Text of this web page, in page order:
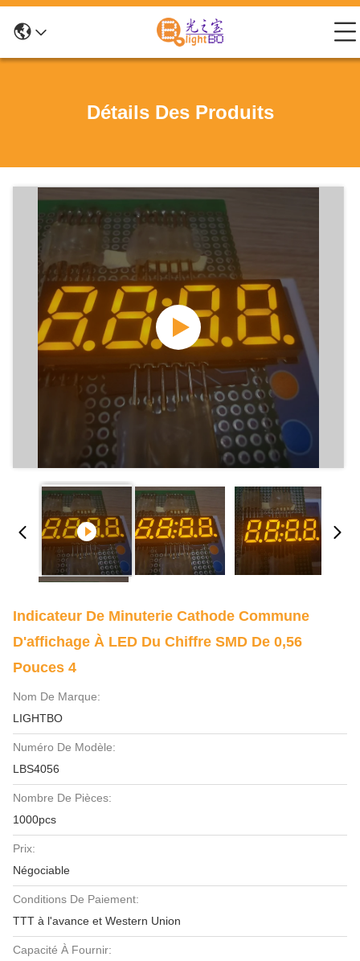
Détails Des Produits
Indicateur De Minuterie Cathode Commune
D'affichage À LED Du Chiffre SMD De 0,56
Pouces 4
Nom De Marque:
LIGHTBO
Numéro De Modèle:
LBS4056
Nombre De Pièces:
1000pcs
Prix:
Négociable
Conditions De Paiement:
TTT à l'avance et Western Union
Capacité À Fournir: